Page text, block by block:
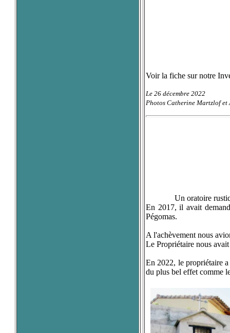
Voir la fiche sur notre
Le 26 décembre 2022
Photos Catherine Martzlof et
Un oratoire rustique
En 2017, il avait
Pégomas.
A l'achèvement nous
Le Propriétaire nous
En 2022, le propriétaire
du plus bel effet comme